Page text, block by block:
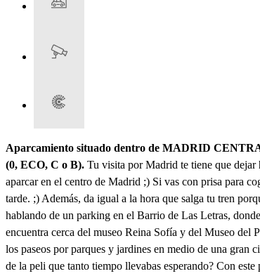
Aparcamiento situado dentro de MADRID
(0, ECO, C o B). Tu visita por Madrid te tiene que
aparcar en el centro de Madrid ;) Si vas con prisa para
tarde. ;) Además, da igual a la hora que salga tu tren
hablando de un parking en el Barrio de Las Letras,
encuentra cerca del museo Reina Sofía y del Museo del
los paseos por parques y jardines en medio de una gran
de la peli que tanto tiempo llevabas esperando? Con